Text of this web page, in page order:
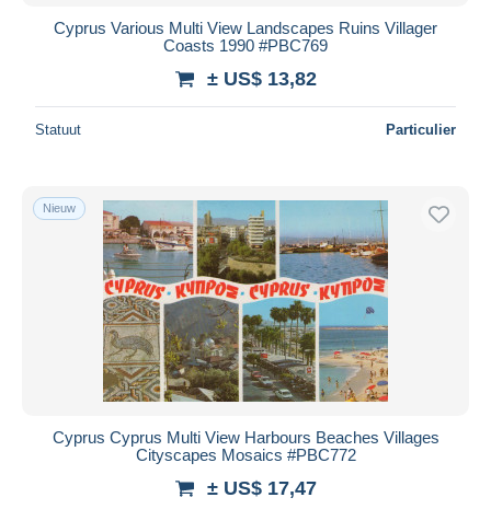
Cyprus Various Multi View Landscapes Ruins Villager
Coasts 1990 #PBC769
± US$ 13,82
Statuut Particulier
Nieuw
Cyprus Cyprus Multi View Harbours Beaches Villages
Cityscapes Mosaics #PBC772
± US$ 17,47